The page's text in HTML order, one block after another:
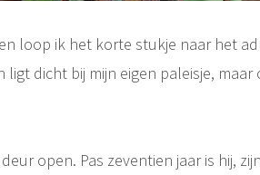
loop ik het korte stukje naar het
ligt dicht bij mijn eigen paleisje,
open. Pas zeventien jaar is hij,